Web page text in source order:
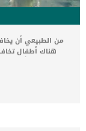
من الطبيعي أن
هناك أطفال
وغيرها من
الأشكال مثل